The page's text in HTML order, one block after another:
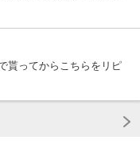
貰ってからこちらをリピ